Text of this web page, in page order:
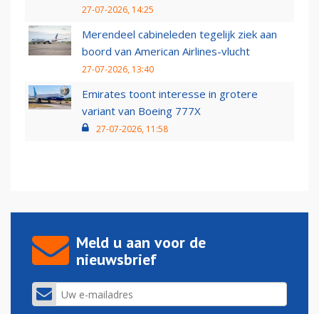
27-07-2026, 14:25
Merendeel cabineleden tegelijk ziek aan
boord van American Airlines-vlucht
27-07-2026, 13:40
Emirates toont interesse in grotere
variant van Boeing 777X
27-07-2026, 11:58
Meld u aan voor de
nieuwsbrief